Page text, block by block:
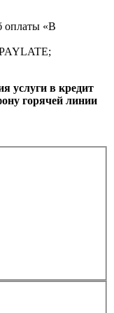
оплаты «В
услуги в кредит
горячей линии